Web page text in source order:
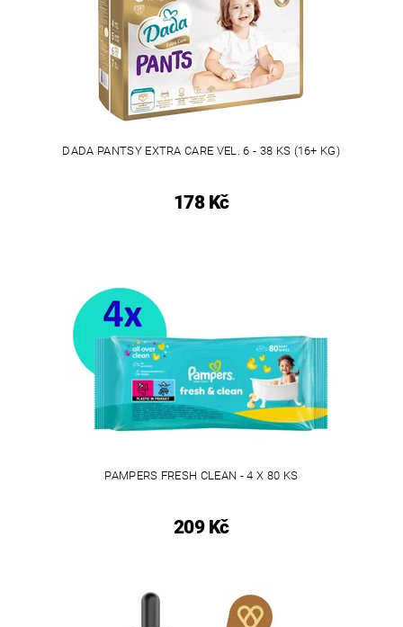
DADA PANTSY EXTRA CARE VEL. 6 - 38 KS (16+ KG)
178 Kč
PAMPERS FRESH CLEAN - 4 X 80 KS
209 Kč